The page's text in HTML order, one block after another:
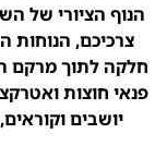
הנוף הציורי של
צרכיכם, הנוחות
חלקה לתוך מרקם
פנאי חוצות
יושבים